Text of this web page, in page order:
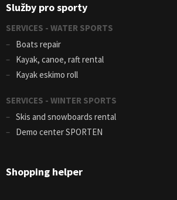
Služby pro sporty
SERVICES - WATER SPORTS
Boats repair
Kayak, canoe, raft rental
Kayak eskimo roll
SERVICES - WINTER SPORTS
Skis and snowboards rental
Demo center SPORTEN
Shopping helper